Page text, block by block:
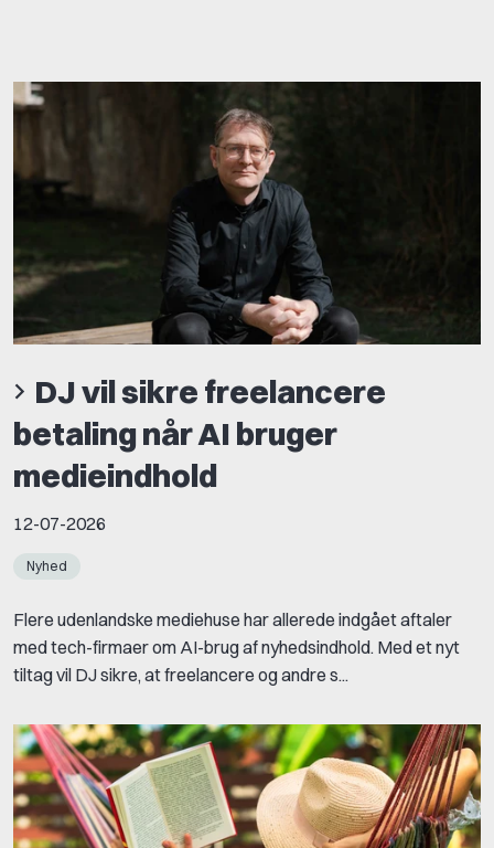
DJ vil sikre freelancere
betaling når AI bruger
medieindhold
12-07-2026
Nyhed
Flere udenlandske mediehuse har allerede indgået aftaler
med tech-firmaer om AI-brug af nyhedsindhold. Med et nyt
tiltag vil DJ sikre, at freelancere og andre s...